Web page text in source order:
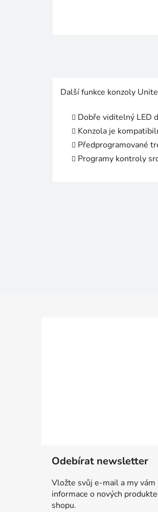
Další funkce konzoly
Dobře viditelný LED
Konzola je
Předprogramované
Programy kontroly
Odebírat newsletter
Vložte svůj e-mail a my
informace o nových
shopu.